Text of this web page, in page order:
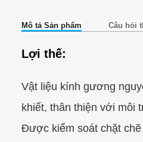
Mô tả Sản phẩm Câu hỏi
Lợi thế:
Vật liệu kính gương
khiết, thân thiện với môi
Được kiểm soát chặt